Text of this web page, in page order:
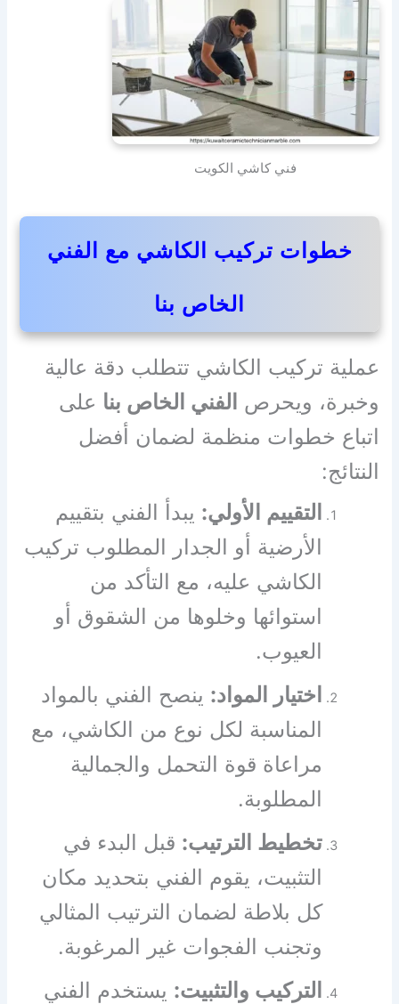
فني كاشي الكويت
خطوات تركيب الكاشي مع الفني
الخاص بنا
عملية تركيب الكاشي تتطلب دقة عالية
وخبرة، ويحرص الفني الخاص بنا على
اتباع خطوات منظمة لضمان أفضل
النتائج:
التقييم الأولي: يبدأ الفني بتقييم
الأرضية أو الجدار المطلوب تركيب
الكاشي عليه، مع التأكد من
استوائها وخلوها من الشقوق أو
العيوب.
اختيار المواد: ينصح الفني بالمواد
المناسبة لكل نوع من الكاشي، مع
مراعاة قوة التحمل والجمالية
المطلوبة.
تخطيط الترتيب: قبل البدء في
التثبيت، يقوم الفني بتحديد مكان
كل بلاطة لضمان الترتيب المثالي
وتجنب الفجوات غير المرغوبة.
التركيب والتثبيت: يستخدم الفني